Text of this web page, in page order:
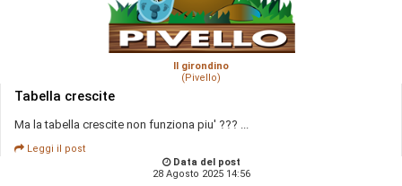
Il girondino
(Pivello)
Tabella crescite
Ma la tabella crescite non funziona piu' ??? ...
Leggi il post
Data del post
28 Agosto 2025 14:56